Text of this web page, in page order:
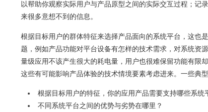
以帮助你观察实际用户与产品原型之间的实际交互过程；记
来很多意想不到的信息。
根据目标用户的群体特征来选择产品面向的系统平台，这也
题，例如产品功能对平台设备有怎样的技术需求，对系统资
量级应用不该产生很大的耗电量，用户也很难保留功能有限
这些有可能影响产品体验的技术情境要素考虑进来。一些典
根据目标用户的特征，你的应用产品需要支持哪些系统
不同系统平台之间的优势与劣势在哪里？